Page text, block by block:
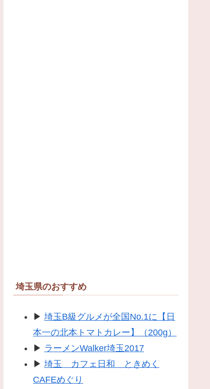
埼玉県のおすすめ
▶ 埼玉B級グルメが全国No.1に【日
本一の北本トマトカレー】（200g）
▶ ラーメンWalker埼玉2017
▶ 埼玉 カフェ日和 ときめく
CAFEめぐり